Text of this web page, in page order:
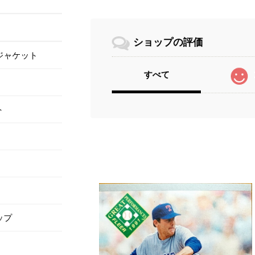
ショップの評価
すべて
ャケット
プ